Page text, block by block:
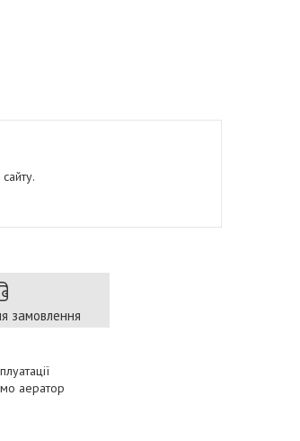
замовлення
аератор